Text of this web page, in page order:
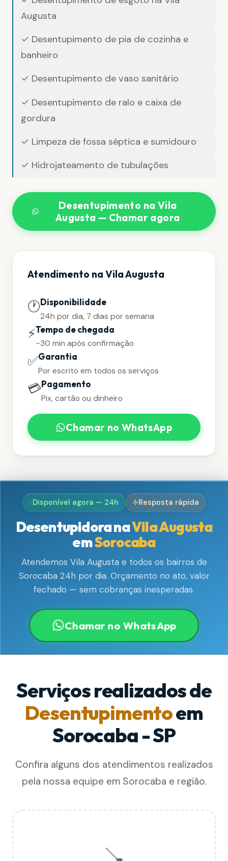
Augusta
✓ Desentupimento de pia de cozinha e
banheiro
✓ Desentupimento de vaso sanitário
✓ Desentupimento de ralo e caixa de
gordura
✓ Limpeza de fossa séptica e sumidouro
✓ Hidrojateamento de tubulações
Desentupimento na Vila
Augusta — Chamar agora
Atendimento na Vila Augusta
🕐Disponibilidade
24h por dia, 7 dias por semana
⚡Tempo de chegada
~30 min após confirmação
✅Garantia
Por escrito em todos os serviços
💳Pagamento
Pix, cartão ou dinheiro
Chamar no WhatsApp
Disponível agora — 24h Resposta rápida
Desentupidora naVila Augusta
emSorocaba
Atendemos Vila Augusta e todos os bairros de
Sorocaba 24h por dia. Orçamento no ato, valor
fechado — sem cobranças inesperadas.
Chamar no WhatsApp
Serviços realizados de
Desentupimentoem
Sorocaba - SP
Confira alguns dos atendimentos realizados
pela nossa equipe em Sorocaba e região.